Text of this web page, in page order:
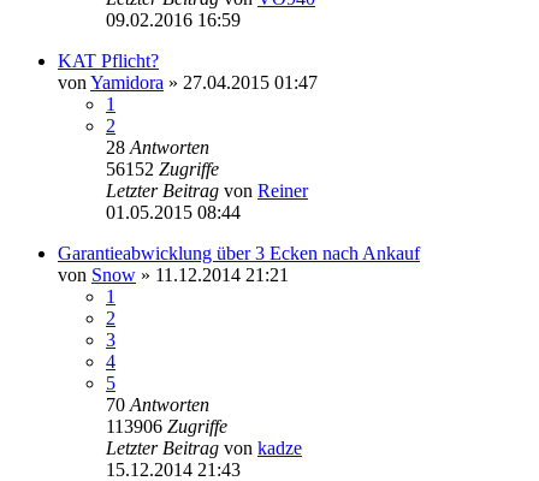
09.02.2016 16:59
KAT Pflicht?
von Yamidora » 27.04.2015 01:47
1
2
28 Antworten
56152 Zugriffe
Letzter Beitrag von Reiner
01.05.2015 08:44
Garantieabwicklung über 3 Ecken nach Ankauf
von Snow » 11.12.2014 21:21
1
2
3
4
5
70 Antworten
113906 Zugriffe
Letzter Beitrag von kadze
15.12.2014 21:43